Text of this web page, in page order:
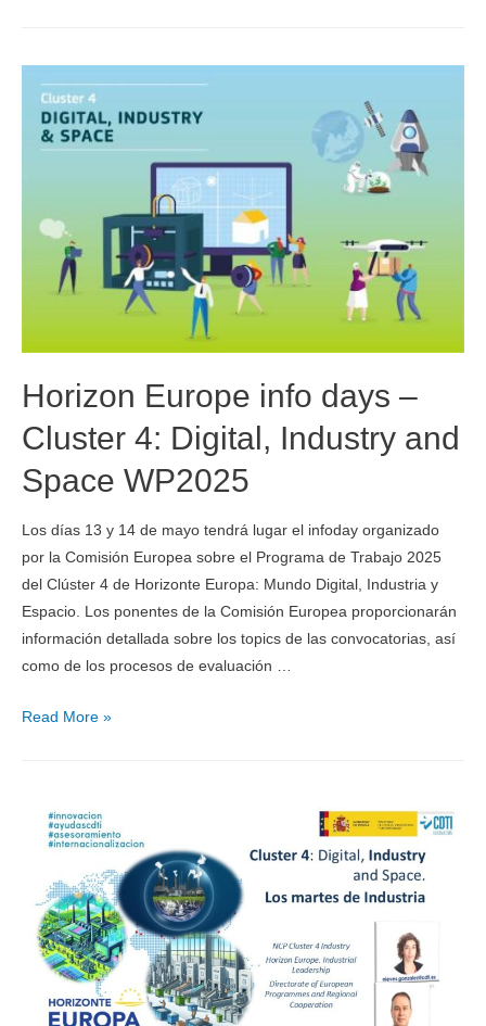
Horizon Europe info days –
Cluster 4: Digital, Industry and
Space WP2025
Los días 13 y 14 de mayo tendrá lugar el infoday organizado
por la Comisión Europea sobre el Programa de Trabajo 2025
del Clúster 4 de Horizonte Europa: Mundo Digital, Industria y
Espacio. Los ponentes de la Comisión Europea proporcionarán
información detallada sobre los topics de las convocatorias, así
como de los procesos de evaluación …
Read More »